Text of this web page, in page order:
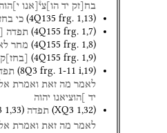
בח[זק יד הו]צי֯[אנו י]הוה
(4Q135 frg. 1,13) כי
(4Q155 frg. 1,7) תפדה
(4Q155 frg. 1,8) מחר
(4Q155 frg. 1,9) בחז ק
(8Q3 frg. 1-11 i,19)
לאמר מה זאת ואמרת
יד
]הוציאנו יהוה
(XQ3 1,32) תפדה 1,33)
לאמר מה זאת ואמרת